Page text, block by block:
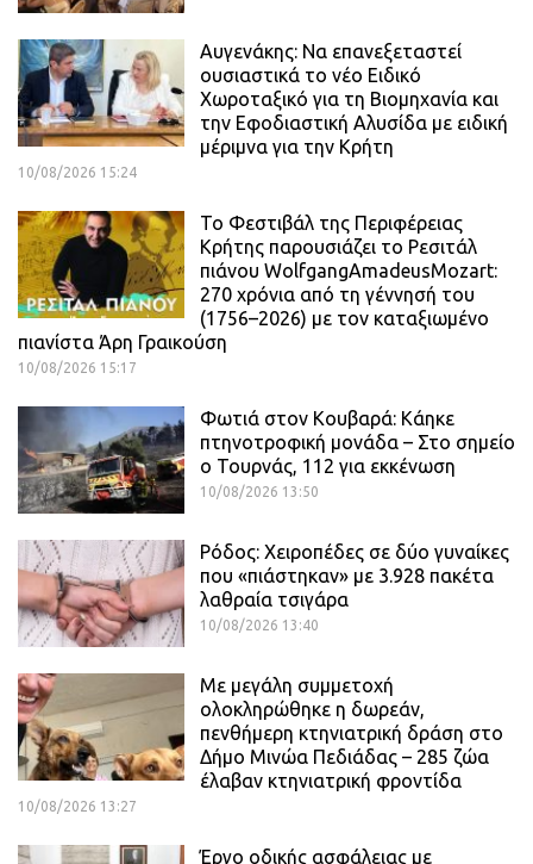
Αυγενάκης: Να επανεξεταστεί
ουσιαστικά το νέο Ειδικό
Χωροταξικό για τη Βιομηχανία και
την Εφοδιαστική Αλυσίδα με ειδική
μέριμνα για την Κρήτη
10/08/2026 15:24
Το Φεστιβάλ της Περιφέρειας
Κρήτης παρουσιάζει το Ρεσιτάλ
πιάνου WolfgangAmadeusMozart:
270 χρόνια από τη γέννησή του
(1756–2026) με τον καταξιωμένο
πιανίστα Άρη Γραικούση
10/08/2026 15:17
Φωτιά στον Κουβαρά: Κάηκε
πτηνοτροφική μονάδα – Στο σημείο
ο Τουρνάς, 112 για εκκένωση
10/08/2026 13:50
Ρόδος: Χειροπέδες σε δύο γυναίκες
που «πιάστηκαν» με 3.928 πακέτα
λαθραία τσιγάρα
10/08/2026 13:40
Με μεγάλη συμμετοχή
ολοκληρώθηκε η δωρεάν,
πενθήμερη κτηνιατρική δράση στο
Δήμο Μινώα Πεδιάδας – 285 ζώα
έλαβαν κτηνιατρική φροντίδα
10/08/2026 13:27
Έργο οδικής ασφάλειας με